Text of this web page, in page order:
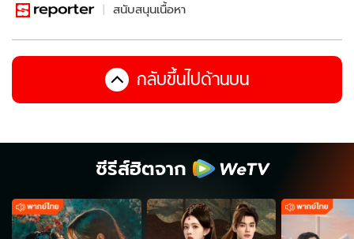
สนับสนุนเนื้อหา
กลับขึ้นไปด้านบน
ซีรีส์ฮิตจาก